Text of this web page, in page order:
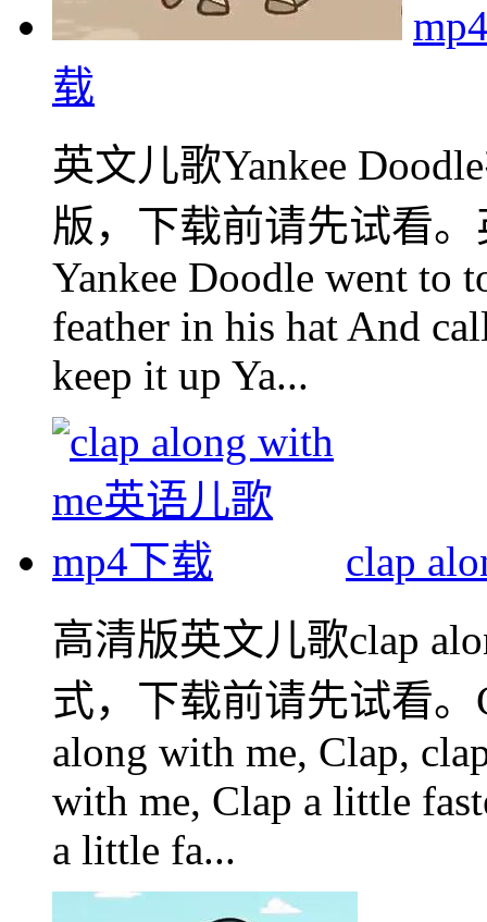
载
英文儿歌Yankee
版，下载前请先试看。
Yankee Doodle went to
feather in his hat And
keep it up Ya...
clap
高清版英文儿歌clap
式，下载前请先试看。
along with me, Clap,
with me, Clap a little
a little fa...